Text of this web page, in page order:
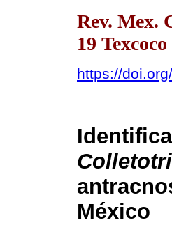
Rev. Mex.
19
https://
México